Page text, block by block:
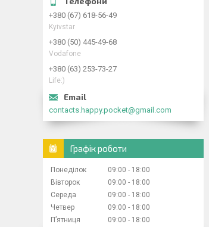
+380 (67) 618-56-49
Kyivstar
+380 (50) 445-49-68
Vodafone
+380 (63) 253-73-27
Life:)
contacts.happy.pocket@gmail.com
Графік роботи
Понеділок 09:00
18:00
Вівторок
09:00
18:00
Середа
09:00
18:00
Четвер
09:00
18:00
Пʼятниця
09:00
18:00